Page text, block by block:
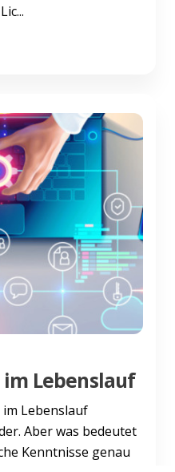
im Lebenslauf
im Lebenslauf
Aber was bedeutet
Kenntnisse genau